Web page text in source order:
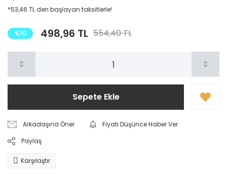
*53,46 TL den başlayan taksitlerle!
%10 498,96 TL 554,40 TL
Sepete Ekle
Arkadaşına Öner
Fiyatı Düşünce Haber Ver
Paylaş
Karşılaştır